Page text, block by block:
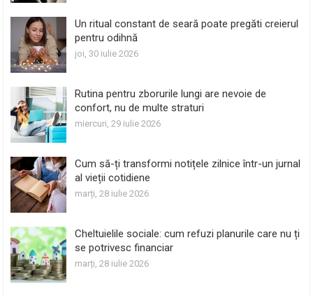
Un ritual constant de seară poate pregăti creierul
pentru odihnă
joi, 30 iulie 2026
Rutina pentru zborurile lungi are nevoie de
confort, nu de multe straturi
miercuri, 29 iulie 2026
Cum să-ți transformi notițele zilnice într-un jurnal
al vieții cotidiene
marți, 28 iulie 2026
Cheltuielile sociale: cum refuzi planurile care nu ți
se potrivesc financiar
marți, 28 iulie 2026